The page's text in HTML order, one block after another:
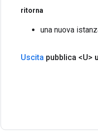
ritorna
una nuova
Uscita pubblica <U>